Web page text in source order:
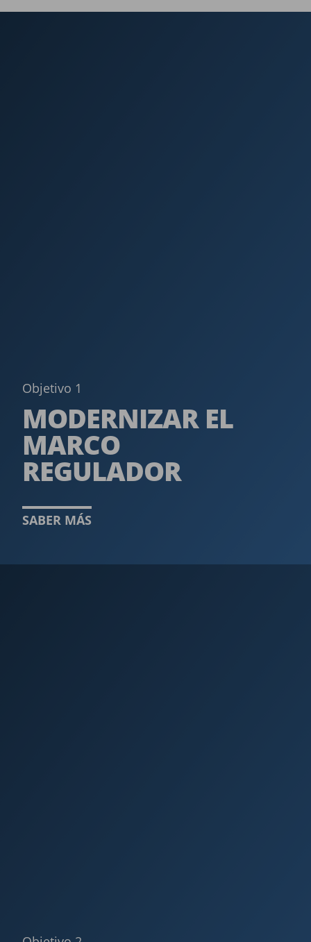
Objetivo 1
MODERNIZAR EL
MARCO
REGULADOR ­
SABER MÁS